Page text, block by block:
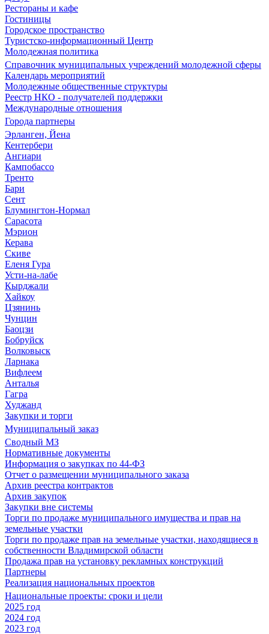
Рестораны и кафе
Гостиницы
Городское пространство
Туристско-информационный Центр
Молодежная политика
Справочник муниципальных учреждений молодежной сферы
Календарь мероприятий
Молодежные общественные структуры
Реестр НКО - получателей поддержки
Международные отношения
Города партнеры
Эрланген, Йена
Кентербери
Ангиари
Кампобассо
Тренто
Бари
Сент
Блумингтон-Нормал
Сарасота
Мэрион
Керава
Скиве
Еленя Гура
Усти-на-лабе
Кырджали
Хайкоу
Цзянинь
Чунцин
Баоцзи
Бобруйск
Волковыск
Ларнака
Вифлеем
Анталья
Гагра
Худжанд
Закупки и торги
Муниципальный заказ
Сводный МЗ
Нормативные документы
Информация о закупках по 44-ФЗ
Отчет о размещении муниципального заказа
Архив реестра контрактов
Архив закупок
Закупки вне системы
Торги по продаже муниципального имущества и прав на
земельные участки
Торги по продаже прав на земельные участки, находящиеся в
собственности Владимирской области
Продажа прав на установку рекламных конструкций
Партнеры
Реализация национальных проектов
Национальные проекты: сроки и цели
2025 год
2024 год
2023 год